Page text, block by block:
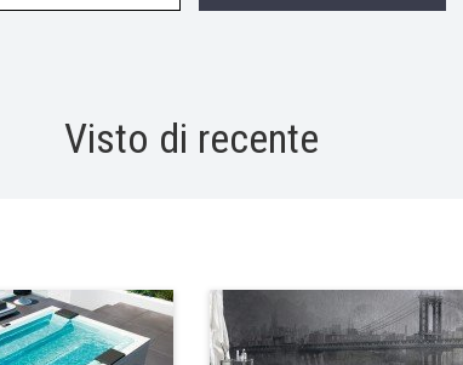
Visto di recente